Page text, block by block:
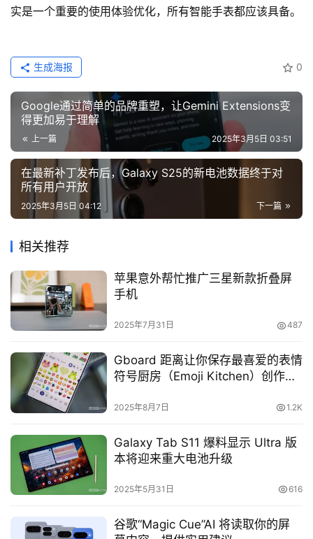
实是一个重要的使用体验优化，所有智能手表都应该具备。
0
生成海报
Google通过简单的品牌重塑，让Gemini Extensions变
得更加易于理解
上一篇 2025年3月5日 03:51
在最新补丁发布后，Galaxy S25的新电池数据终于对
所有用户开放
下一篇
2025年3月5日 04:12
相关推荐
苹果意外帮忙推广三星新款折叠屏
手机
2025年7月31日 487
Gboard 距离让你保存最喜爱的表情
符号厨房（Emoji Kitchen）创作又
2025年8月7日 1.2K
Galaxy Tab S11 爆料显示 Ultra 版
本将迎来重大电池升级
2025年5月31日 616
谷歌“Magic Cue”AI 将读取你的屏